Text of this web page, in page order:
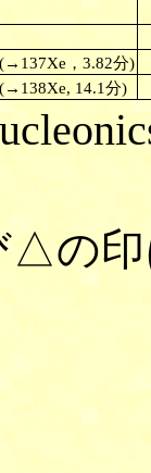
，3.82分)
14.1分)
の印